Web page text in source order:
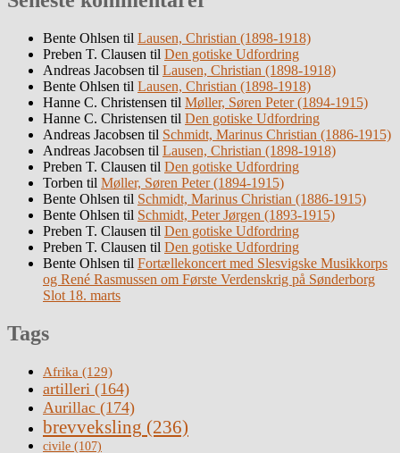
Bente Ohlsen til Lausen, Christian (1898-1918)
Preben T. Clausen til Den gotiske Udfordring
Andreas Jacobsen til Lausen, Christian (1898-1918)
Bente Ohlsen til Lausen, Christian (1898-1918)
Hanne C. Christensen til Møller, Søren Peter (1894-1915)
Hanne C. Christensen til Den gotiske Udfordring
Andreas Jacobsen til Schmidt, Marinus Christian (1886-1915)
Andreas Jacobsen til Lausen, Christian (1898-1918)
Preben T. Clausen til Den gotiske Udfordring
Torben til Møller, Søren Peter (1894-1915)
Bente Ohlsen til Schmidt, Marinus Christian (1886-1915)
Bente Ohlsen til Schmidt, Peter Jørgen (1893-1915)
Preben T. Clausen til Den gotiske Udfordring
Preben T. Clausen til Den gotiske Udfordring
Bente Ohlsen til Fortællekoncert med Slesvigske Musikkorps
og René Rasmussen om Første Verdenskrig på Sønderborg
Slot 18. marts
Tags
Afrika (129)
artilleri (164)
Aurillac (174)
brevveksling (236)
civile (107)